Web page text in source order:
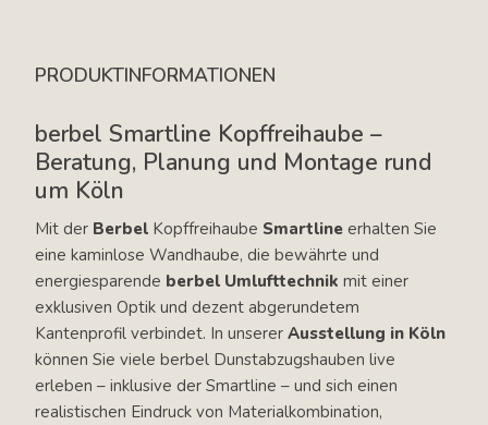
PRODUKTINFORMATIONEN
berbel Smartline Kopffreihaube –
Beratung, Planung und Montage rund
um Köln
Mit der Berbel Kopffreihaube Smartline erhalten Sie
eine kaminlose Wandhaube, die bewährte und
energiesparende berbel Umlufttechnik mit einer
exklusiven Optik und dezent abgerundetem
Kantenprofil verbindet. In unserer Ausstellung in Köln
können Sie viele berbel Dunstabzugshauben live
erleben – inklusive der Smartline – und sich einen
realistischen Eindruck von Materialkombination,